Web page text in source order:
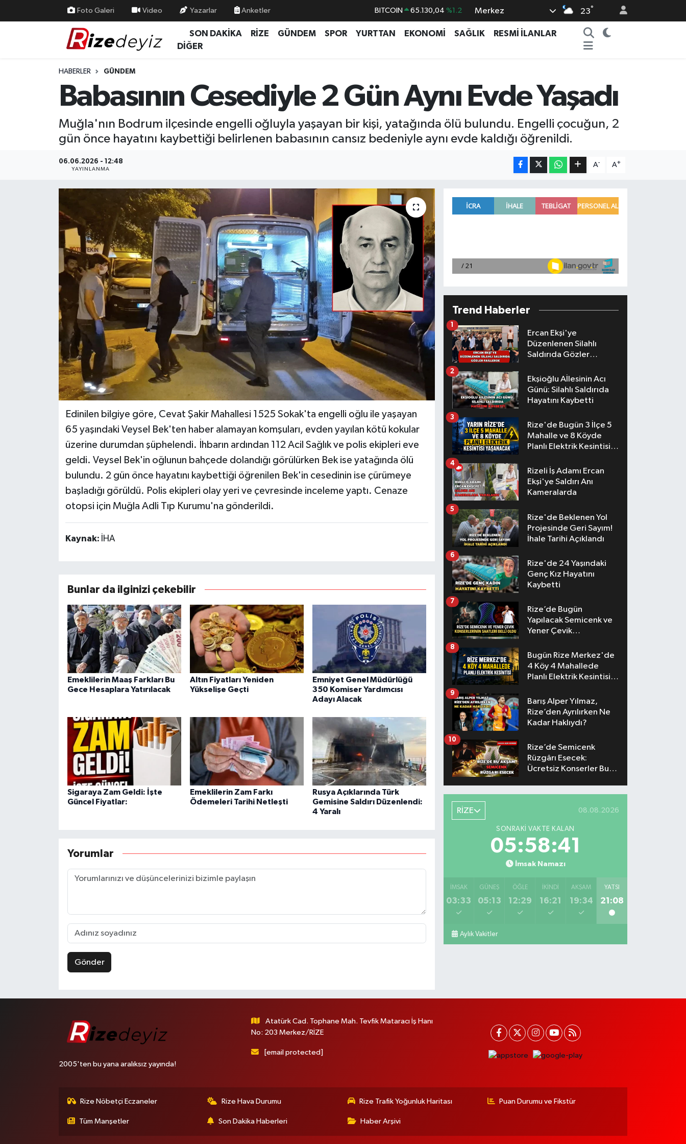
Foto Galeri Video Yazarlar Anketler BITCOIN 65.130,04 %1.2
DOLAR 47,7436 %0.18
GRAM ALTIN 6648.99
BİST100 13.773
Merkez 23°
SON DAKİKA RİZE GÜNDEM SPOR YURTTAN EKONOMİ SAĞLIK
RESMİ İLANLAR
DİĞER
HABERLER GÜNDEM
Babasının Cesediyle 2 Gün Aynı Evde Yaşadı
Muğla'nın Bodrum ilçesinde engelli oğluyla yaşayan bir kişi, yatağında ölü bulundu. Engelli çocuğun, 2
gün önce hayatını kaybettiği belirlenen babasının cansız bedeniyle aynı evde kaldığı öğrenildi.
06.06.2026 - 12:48
YAYINLANMA
A- A+
Edinilen bilgiye göre, Cevat Şakir Mahallesi 1525 Sokak'ta engelli oğlu ile yaşayan
65 yaşındaki Veysel Bek'ten haber alamayan komşuları, evden yayılan kötü kokular
üzerine durumdan şüphelendi. İhbarın ardından 112 Acil Sağlık ve polis ekipleri eve
geldi. Veysel Bek'in oğlunun bahçede dolandığı görülürken Bek ise yatağında ölü
bulundu. 2 gün önce hayatını kaybettiği öğrenilen Bek'in cesedinin ise çürümeye
başladığı görüldü. Polis ekipleri olay yeri ve çevresinde inceleme yaptı. Cenaze
otopsi için Muğla Adli Tıp Kurumu'na gönderildi.
Kaynak: İHA
Bunlar da ilginizi çekebilir
Emeklilerin Maaş Farkları Bu
Gece Hesaplara Yatırılacak
Altın Fiyatları Yeniden
Yükselişe Geçti
Emniyet Genel Müdürlüğü
350 Komiser Yardımcısı
Adayı Alacak
Sigaraya Zam Geldi: İşte
Güncel Fiyatlar:
Emeklilerin Zam Farkı
Ödemeleri Tarihi Netleşti
Rusya Açıklarında Türk
Gemisine Saldırı Düzenlendi:
4 Yaralı
Yorumlar
Gönder
Trend Haberler
Ercan Ekşi'ye
Düzenlenen Silahlı
Saldırıda Gözler
1
Ekşioğlu Aİlesinin Acı
Günü: Silahlı Saldırıda
Hayatını Kaybetti
2
Rize'de Bugün 3 İlçe 5
Mahalle ve 8 Köyde
Planlı Elektrik Kesintisi
3
Rizeli İş Adamı Ercan
Ekşi'ye Saldırı Anı
Kameralarda
4
Rize'de Beklenen Yol
Projesinde Geri Sayım!
İhale Tarihi Açıklandı
5
Rize'de 24 Yaşındaki
Genç Kız Hayatını
Kaybetti
6
Rize’de Bugün
Yapılacak Semicenk ve
Yener Çevik
Belli Oldu
7
Bugün Rize Merkez'de
4 Köy 4 Mahallede
Planlı Elektrik Kesintisi
8
Barış Alper Yılmaz,
Rize’den Ayrılırken Ne
Kadar Haklıydı?
9
Rize’de Semicenk
Rüzgârı Esecek:
Ücretsiz Konserler Bu
10
RİZE 08.08.2026
SONRAKI VAKTE KALAN
05:58:41
İmsak Namazı
İMSAK
03:33
GÜNEŞ
05:13
ÖĞLE
12:29
İKINDI
16:21
AKŞAM
19:34
YATSI
21:08
Aylık Vakitler
2005'ten bu yana aralıksız yayında!
Atatürk Cad. Tophane Mah. Tevfik Mataracı İş Hanı
No: 203 Merkez/RİZE
[email protected]
Rize Nöbetçi Eczaneler Rize Hava Durumu Rize Trafik Yoğunluk Haritası Puan Durumu ve Fikstür
Tüm Manşetler Son Dakika Haberleri Haber Arşivi
Yurttan Haberler
Teknoloji
Rize Nöbetçi Eczaneler
Rize Trafik Yoğunluk Haritası
Tüm Manşetler
Son Dakika Haberleri